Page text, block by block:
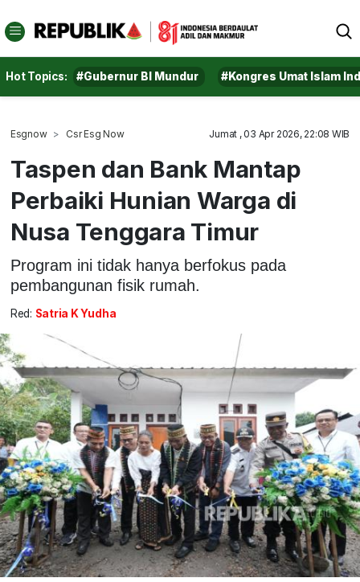
Hot Topics: #Gubernur BI Mundur #Kongres Umat Islam
Esgnow Csr Esg Now Jumat , 03 Apr 2026, 22:08 WIB
Taspen dan Bank Mantap
Perbaiki Hunian Warga di
Nusa Tenggara Timur
Program ini tidak hanya berfokus pada
pembangunan fisik rumah.
Red: Satria K Yudha